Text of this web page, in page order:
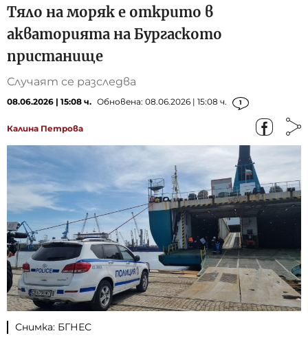
Тяло на моряк е открито в
акваторията на Бургаското
пристанище
Случаят се разследва
08.06.2026 | 15:08 ч. Обновена: 08.06.2026 | 15:08 ч. 1
Калина Петрова
Снимка: БГНЕС